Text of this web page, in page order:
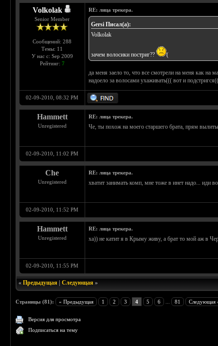
Volkolak
Senior Member
Сообщений: 288
Темы: 11
У нас с: Sep 2009
Рейтинг: 7
RE: лица трекера.
Gersi Писал(а):
Volkolak
зачем волосики постриг?? (
да меня заело то, что все смотрели на меня как на
надоело за волосами ухаживать((( вот и
02-09-2010, 08:32 PM
Hammett
Unregistered
RE: лица трекера.
Че, ты похож на моего старшего брата, прям
02-09-2010, 11:02 PM
Che
Unregistered
RE: лица трекера.
хватит занимать комп, мне тоже в инет надо... иди
02-09-2010, 11:52 PM
Hammett
Unregistered
RE: лица трекера.
ха)) не катит я в Крыму живу, а брат то мой аж в
02-09-2010, 11:55 PM
«Предыдущая |Следующая »
Страницы (81): « Предыдущая 1 2 3 4 5 6 81 Следующая
Версия для просмотра
Подписаться на тему